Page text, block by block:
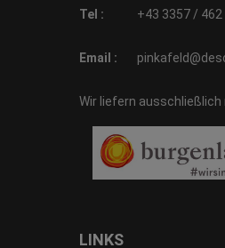
Tel : +43 3357 / 462
Email :
Wir liefern
LINKS